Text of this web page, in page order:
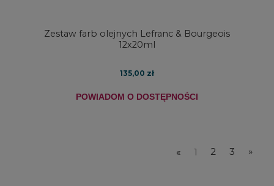
Zestaw farb olejnych Lefranc & Bourgeois
12x20ml
135,00 zł
POWIADOM O DOSTĘPNOŚCI
« 1 2 3 »